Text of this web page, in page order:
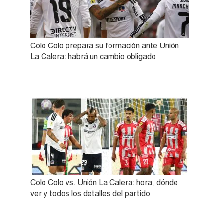
Colo Colo prepara su formación ante Unión
La Calera: habrá un cambio obligado
Colo Colo vs. Unión La Calera: hora, dónde
ver y todos los detalles del partido